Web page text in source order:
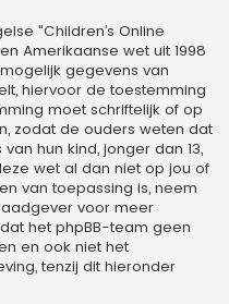
"Children’s Online
Amerikaanse wet uit 1998
gegevens van
hiervoor de toestemming
moet schriftelijk of op
zodat de ouders weten dat
hun kind, jonger dan 13,
wet al dan niet op jou of
van toepassing is, neem
voor meer
het phpBB-team geen
en ook niet het
tenzij dit hieronder